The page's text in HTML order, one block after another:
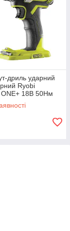
дриль ударний
Ryobi
ONE+ 18В 50Нм
без АКБ та ЗП